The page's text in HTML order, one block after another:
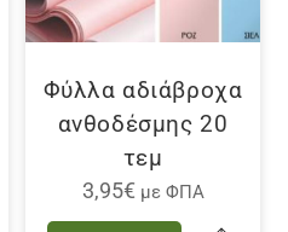
Φύλλα αδιάβροχα
ανθοδέσμης 20
τεμ
3,95€ με ΦΠΑ
Αυτό